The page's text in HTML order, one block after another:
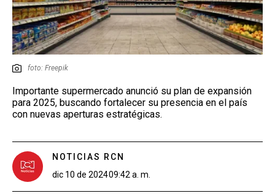
foto: Freepik
Importante supermercado anunció su plan de expansión
para 2025, buscando fortalecer su presencia en el país
con nuevas aperturas estratégicas.
NOTICIAS RCN
dic 10 de 202409:42 a. m.